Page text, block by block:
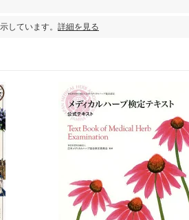
しています。 詳細を見る